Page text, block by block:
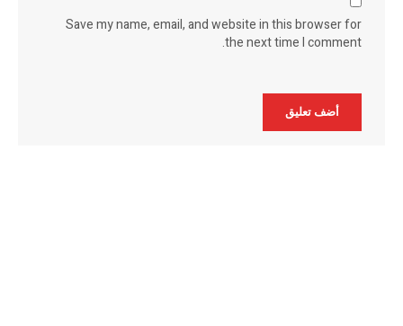
Save my name, email, and website in this browser for
the next time I comment.